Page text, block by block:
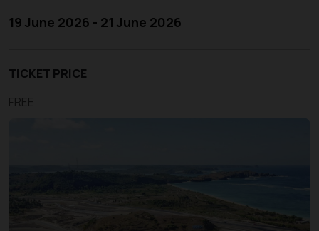
19 June 2026 - 21 June 2026
TICKET PRICE
FREE